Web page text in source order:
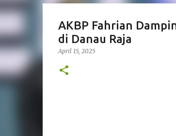
AKBP Fahrian
di Danau Raja
April 15, 2025